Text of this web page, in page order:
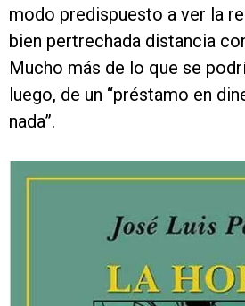
modo predispuesto a ver la
bien pertrechada distancia
Mucho más de lo que se
luego, de un “préstamo en
nada”.